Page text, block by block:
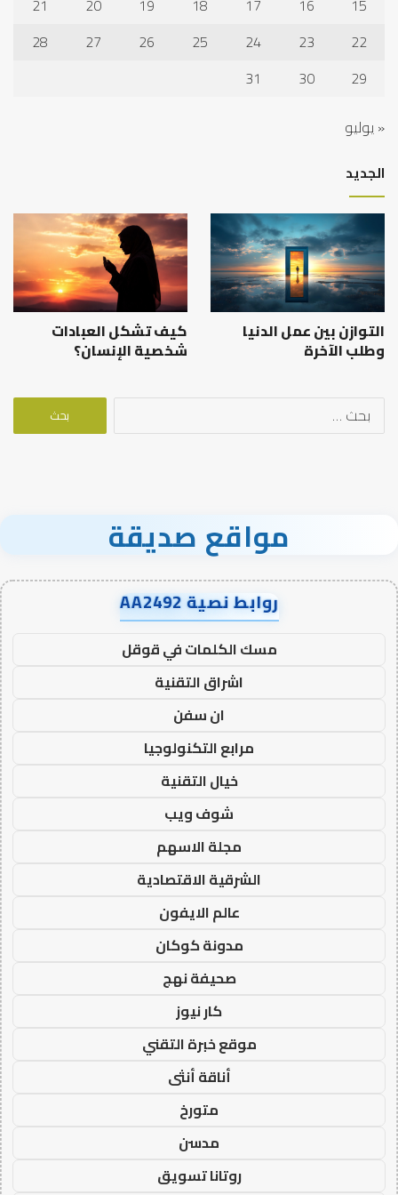
15
16
17
18
19
20
21
22
23
24
25
26
27
28
29
30
31
« يوليو
الجديد
التوازن بين عمل الدنيا
وطلب الآخرة
كيف تشكل العبادات
شخصية الإنسان؟
البحث
مواقع صديقة
روابط نصية AA2492
مسك الكلمات في قوقل
اشراق التقنية
ان سفن
مرابع التكنولوجيا
خيال التقنية
شوف ويب
مجلة الاسهم
الشرقية الاقتصادية
عالم الايفون
مدونة كوكان
صحيفة نهج
كار نيوز
موقع خبرة التقني
أناقة أنثى
متورخ
مدسن
روتانا تسويق